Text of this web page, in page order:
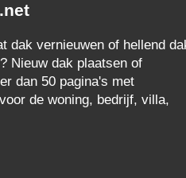
dak vernieuwen of hellend
Nieuw dak plaatsen of
dan 50 pagina's met
de woning, bedrijf, villa,